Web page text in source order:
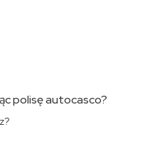
polisę autocasco?